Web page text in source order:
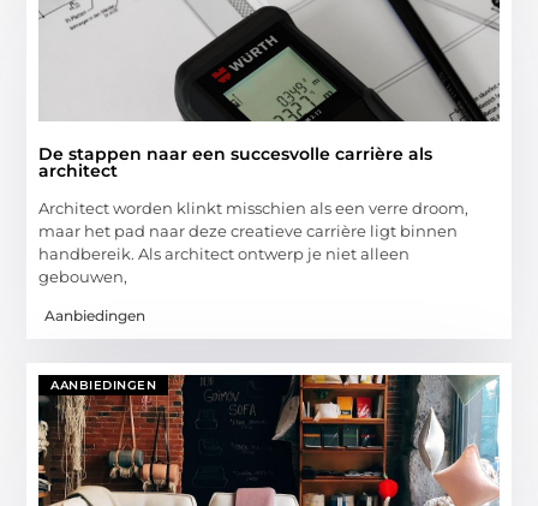
De stappen naar een succesvolle carrière als
architect
Architect worden klinkt misschien als een verre droom,
maar het pad naar deze creatieve carrière ligt binnen
handbereik. Als architect ontwerp je niet alleen
gebouwen,
Aanbiedingen
AANBIEDINGEN